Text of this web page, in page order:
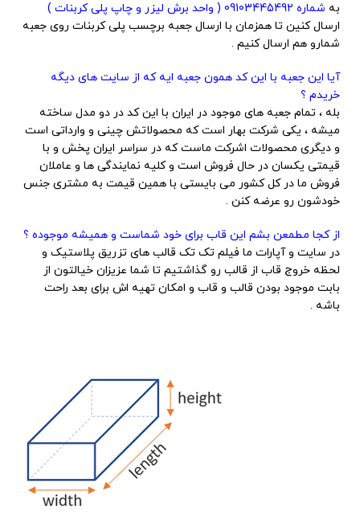
به شماره 09103445492 ( واحد برش لیزر و چاپ پلی کربنات )
ارسال کنین تا همزمان با ارسال جعبه برچسب پلی کربنات روی جعبه
شمارو هم ارسال کنیم .
آیا این جعبه با این کد همون جعبه ایه که از سایت های دیگه
خریدم ؟
بله ، تمام جعبه های موجود در ایران با این کد در دو مدل ساخته
میشه ، یکی شرکت بهار است که محصولاتش چینی و وارداتی است
و دیگری محصولات اشرکت ماست که در سراسر ایران پخش و با
قیمتی یکسان در حال فروش است و کلیه نمایندگی ها و عاملان
فروش ما در کل کشور می بایستی با همین قیمت به مشتری جنس
خودشون رو عرضه کنن .
از کجا مطمعن بشم این قاب برای خود شماست و همیشه موجوده ؟
در سایت و آپارات ما فیلم تک تک قالب های تزریق پلاستیک و
لحظه خروج قاب از قالب رو گذاشتیم تا شما عزیزان خیالتون از
بابت موجود بودن قالب و قاب و امکان تهیه اش برای بعد راحت
باشه .